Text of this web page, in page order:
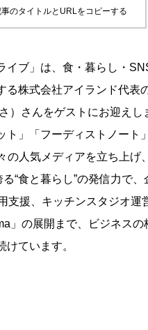
のタイトルとURLをコピーする
イブ」は、食・暮らし・
る株式会社アイランド代表
）さんをゲストにお迎えし
ト」「フーディストノート
の人気メディアを立ち上げ
“食と暮らし”の発信力で
支援、キッチンスタジオ運
」の展開まで、ビジネスの
けています。